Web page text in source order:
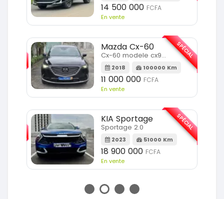
14 500 000 FCFA
En vente
Mazda Cx-60
Cx-60 modele cx9 full option
2018 100000 Km
11 000 000 FCFA
En vente
SPÉCIAL
KIA Sportage
Sportage 2.0
2023 51000 Km
18 900 000 FCFA
En vente
SPÉCIAL